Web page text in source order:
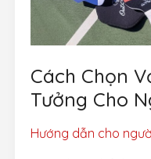
Cách Chọn
Tưởng Cho
Hướng dẫn cho